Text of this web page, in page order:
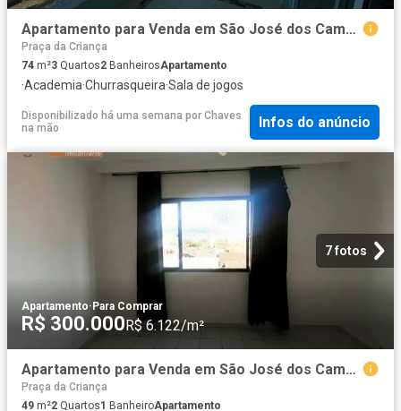
Apartamento para Venda em São José dos Campos/SP Jardim das Indústrias 3 Quartos
Praça da Criança
74 m²3 Quartos2 BanheirosApartamento
·Academia·Churrasqueira·Sala de jogos
Disponibilizado há uma semana por Chaves
na mão
Infos do anúncio
7 fotos
Apartamento· Para Comprar
R$ 300.000R$ 6.122/m²
Apartamento para Venda em São José dos Campos/SP Jardim das Indústrias 2 Quartos
Praça da Criança
49 m²2 Quartos1 BanheiroApartamento